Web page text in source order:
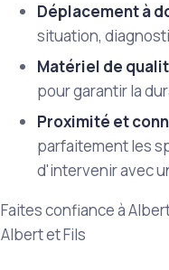
Déplacement à
situation,
Matériel de
pour garantir la
Proximité et
parfaitement les
d'intervenir avec
Faites confiance à
Albert et Fils